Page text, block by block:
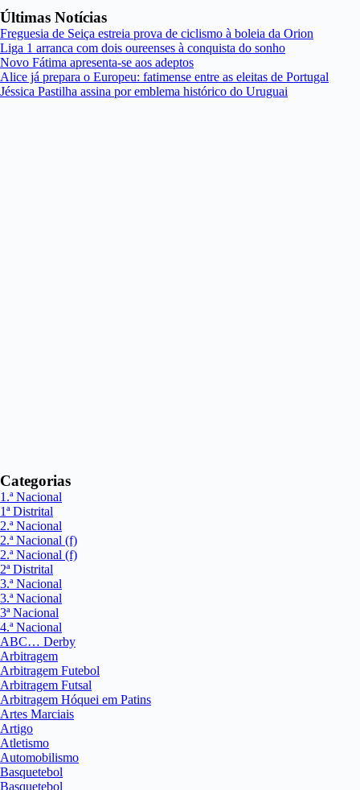
Últimas Notícias
Freguesia de Seiça estreia prova de ciclismo à boleia da Orion
Liga 1 arranca com dois oureenses à conquista do sonho
Novo Fátima apresenta-se aos adeptos
Alice já prepara o Europeu: fatimense entre as eleitas de Portugal
Jéssica Pastilha assina por emblema histórico do Uruguai
Categorias
1.ª Nacional
1ª Distrital
2.ª Nacional
2.ª Nacional (f)
2.ª Nacional (f)
2ª Distrital
3.ª Nacional
3.ª Nacional
3ª Nacional
4.ª Nacional
ABC… Derby
Arbitragem
Arbitragem Futebol
Arbitragem Futsal
Arbitragem Hóquei em Patins
Artes Marciais
Artigo
Atletismo
Automobilismo
Basquetebol
Basquetebol